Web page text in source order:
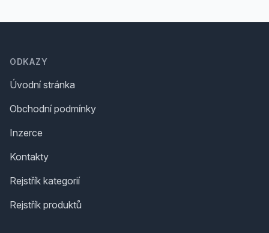
ODKAZY
Úvodní stránka
Obchodní podmínky
Inzerce
Kontakty
Rejstřík kategorií
Rejstřík produktů